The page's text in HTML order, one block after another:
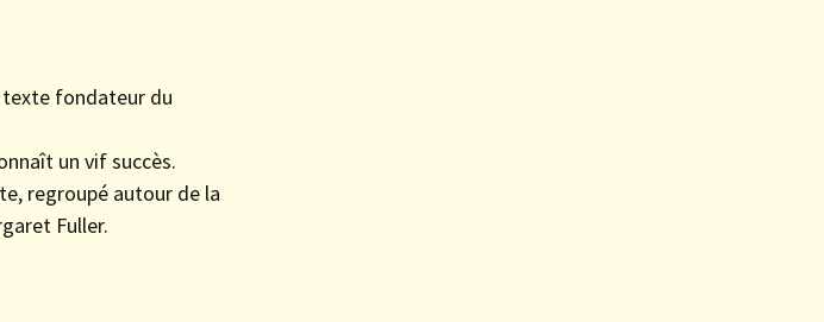
texte fondateur du
un vif succès.
regroupé autour de la
Fuller.